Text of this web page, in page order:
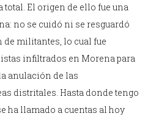
total. El origen de ello fue una
no se cuidó ni se resguardó
de militantes, lo cual fue
infiltrados en Morena para
anulación de las
distritales. Hasta donde tengo
ha llamado a cuentas al hoy